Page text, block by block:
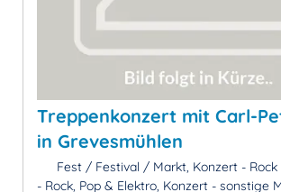
Treppenkonzert mit Carl-
in Grevesmühlen
Fest / Festival / Markt, Konzert - Rock
- Rock, Pop & Elektro, Konzert - sonstige